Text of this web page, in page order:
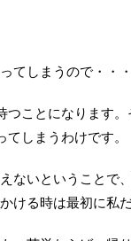
てしまうので・・・
ことになります
しまうわけです。
ないということで
ける時は最初に私